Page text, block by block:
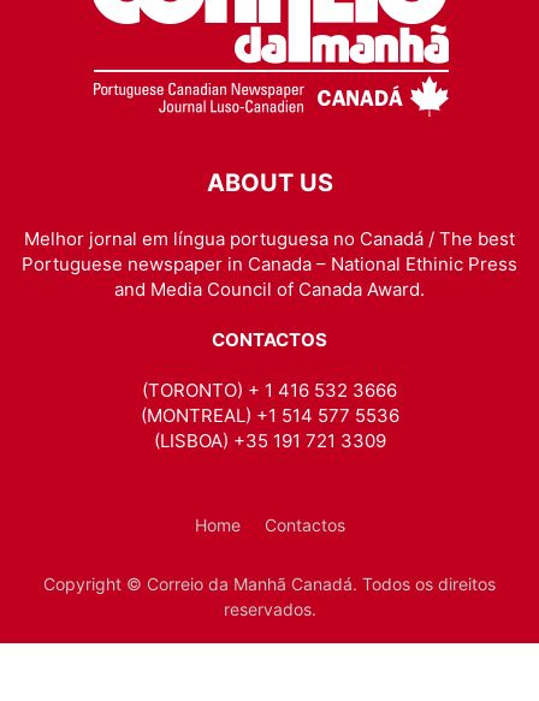
ABOUT US
Melhor jornal em língua portuguesa no Canadá / The best
Portuguese newspaper in Canada – National Ethinic Press
and Media Council of Canada Award.
CONTACTOS
(TORONTO) + 1 416 532 3666
(MONTREAL) +1 514 577 5536
(LISBOA) +35 191 721 3309
Home Contactos
Copyright © Correio da Manhã Canadá. Todos os direitos
reservados.